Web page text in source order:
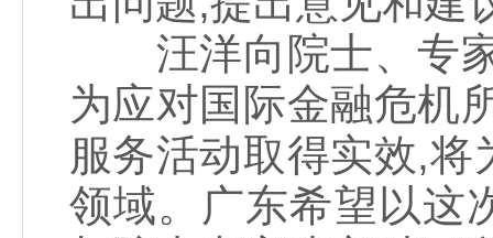
汪洋向院士、专家
为应对国际金融危机
服务活动取得实效,
领域。广东希望以这